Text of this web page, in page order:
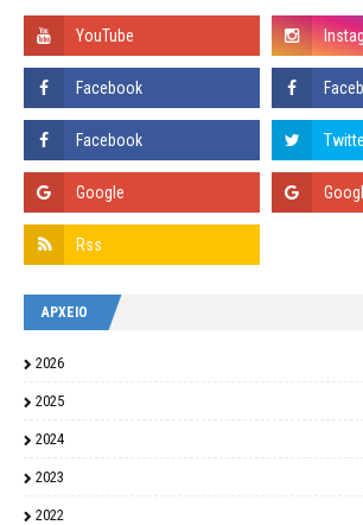
ΑΡΧΕΙΟ
2026
2025
2024
2023
2022